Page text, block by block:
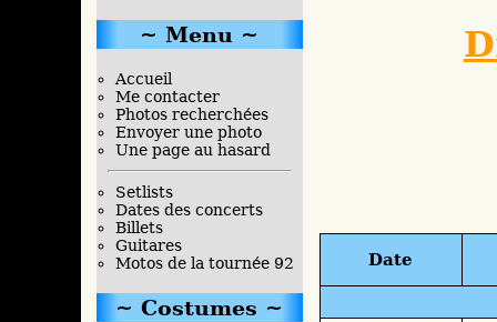
Date
Menu
Accueil
Me contacter
Photos recherchées
Envoyer une photo
Une page au hasard
Setlists
Dates des concerts
Billets
Guitares
Motos de la tournée 92
Costumes